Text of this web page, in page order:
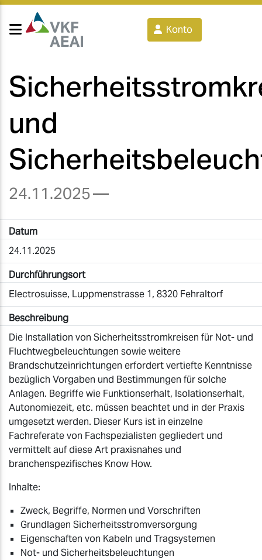
Konto
und
24.11.2025—
Datum
24.11.2025
Durchführungsort
Electrosuisse, Luppmenstrasse 1, 8320 Fehraltorf
Beschreibung
Die Installation von Sicherheitsstromkreisen für Not- und
Fluchtwegbeleuchtungen sowie weitere
Brandschutzeinrichtungen erfordert vertiefte Kenntnisse
bezüglich Vorgaben und Bestimmungen für solche
Anlagen. Begriffe wie Funktionserhalt, Isolationserhalt,
Autonomiezeit, etc. müssen beachtet und in der Praxis
umgesetzt werden. Dieser Kurs ist in einzelne
Fachreferate von Fachspezialisten gegliedert und
vermittelt auf diese Art praxisnahes und
branchenspezifisches Know How.
Inhalte:
Zweck, Begriffe, Normen und Vorschriften
Grundlagen Sicherheitsstromversorgung
Eigenschaften von Kabeln und Tragsystemen
Not- und Sicherheitsbeleuchtungen